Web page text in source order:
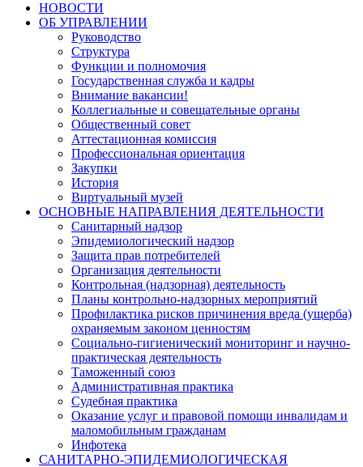
НОВОСТИ
ОБ УПРАВЛЕНИИ
Руководство
Структура
Функции и полномочия
Государственная служба и кадры
Внимание вакансии!
Коллегиальные и совещательные органы
Общественный совет
Аттестационная комиссия
Профессиональная ориентация
Закупки
История
Виртуальный музей
ОСНОВНЫЕ НАПРАВЛЕНИЯ ДЕЯТЕЛЬНОСТИ
Санитарный надзор
Эпидемиологический надзор
Защита прав потребителей
Организация деятельности
Контрольная (надзорная) деятельность
Планы контрольно-надзорных мероприятий
Профилактика рисков причинения вреда (ущерба)
охраняемым законом ценностям
Социально-гигиенический мониторинг и научно-
практическая деятельность
Таможенный союз
Административная практика
Судебная практика
Оказание услуг и правовой помощи инвалидам и
маломобильным гражданам
Инфотека
САНИТАРНО-ЭПИДЕМИОЛОГИЧЕСКАЯ